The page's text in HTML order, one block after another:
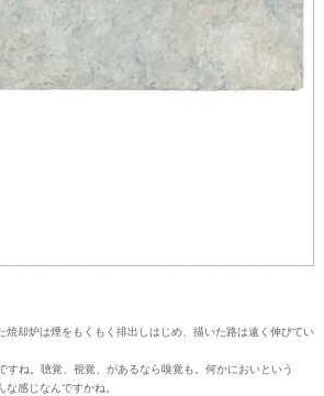
焼却炉は煙をもくもく排出しはじめ、描いた路は遠く伸びてい
すね。聴覚、視覚、があるなら嗅覚も。何かにおいという
感じなんですかね。